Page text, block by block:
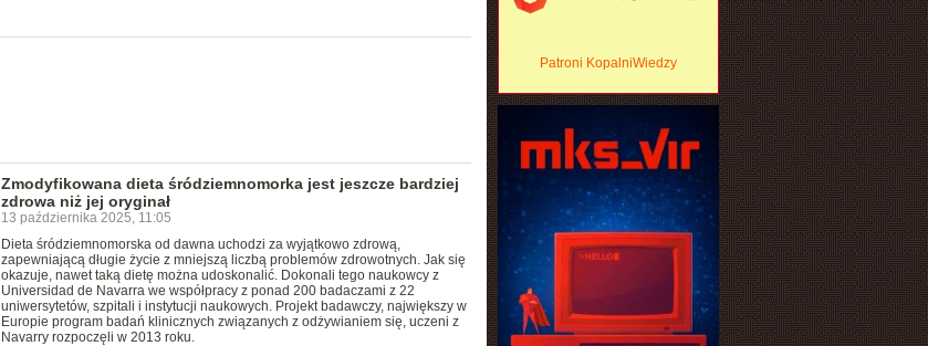
Zmodyfikowana dieta śródziemnomorka jest jeszcze bardziej
zdrowa niż jej oryginał
13 października 2025, 11:05
Dieta śródziemnomorska od dawna uchodzi za wyjątkowo zdrową,
zapewniającą długie życie z mniejszą liczbą problemów zdrowotnych. Jak się
okazuje, nawet taką dietę można udoskonalić. Dokonali tego naukowcy z
Universidad de Navarra we współpracy z ponad 200 badaczami z 22
uniwersytetów, szpitali i instytucji naukowych. Projekt badawczy, największy w
Europie program badań klinicznych związanych z odżywianiem się, uczeni z
Navarry rozpoczęli w 2013 roku.
Patroni KopalniWiedzy